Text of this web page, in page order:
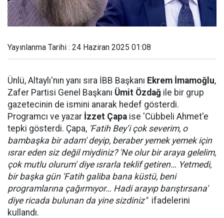
Yayınlanma Tarihi : 24 Haziran 2025 01:08
Ünlü, Altaylı'nın yanı sıra İBB Başkanı Ekrem İmamoğlu,
Zafer Partisi Genel Başkanı Ümit Özdağ ile bir grup
gazetecinin de ismini anarak hedef gösterdi.
Programcı ve yazar İzzet Çapa ise 'Cübbeli Ahmet'e
tepki gösterdi. Çapa, 'Fatih Bey’i çok severim, o
bambaşka bir adam' deyip, beraber yemek yemek için
ısrar eden siz değil miydiniz? 'Ne olur bir araya gelelim,
çok mutlu olurum' diye ısrarla teklif getiren… Yetmedi,
bir başka gün 'Fatih galiba bana küstü, beni
programlarına çağırmıyor… Hadi arayıp barıştırsana'
diye ricada bulunan da yine sizdiniz" ifadelerini
kullandı.